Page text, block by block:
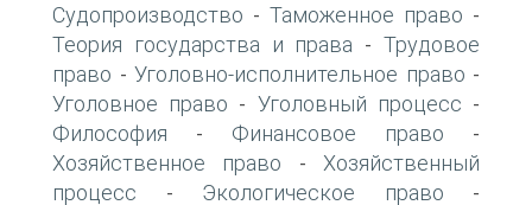
Судопроизводство - Таможенное право -
Теория государства и права -Трудовое
право - Уголовно-исполнительное право -
Уголовное право - Уголовный процесс -
Философия - Финансовое право -
Хозяйственное право -Хозяйственный
процесс - Экологическое право -